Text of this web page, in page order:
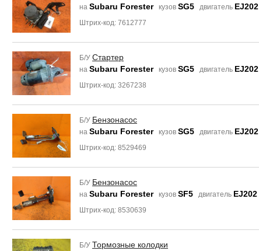
на Subaru Forester кузов SG5 двигатель EJ202
Штрих-код: 7612777
Б/У Стартер
на Subaru Forester кузов SG5 двигатель EJ202
Штрих-код: 3267238
Б/У Бензонасос
на Subaru Forester кузов SG5 двигатель EJ202
Штрих-код: 8529469
Б/У Бензонасос
на Subaru Forester кузов SF5 двигатель EJ202
Штрих-код: 8530639
Б/У Тормозные колодки